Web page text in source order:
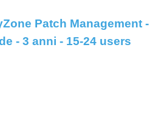
Corsi Patch Management -
- 3 anni - 15-24 users